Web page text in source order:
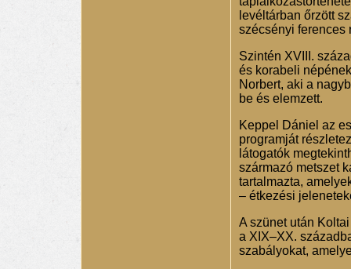
levéltárban őrzött
szécsényi ferences
Szintén XVIII.
és korabeli
Norbert, aki a
be és elemzett.
Keppel Dániel az
programját
látogatók
származó metszet
tartalmazta,
– étkezési
A szünet után
a XIX–XX.
szabályokat,